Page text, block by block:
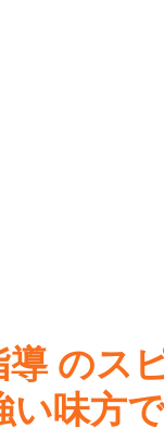
導 のス
味⽅で